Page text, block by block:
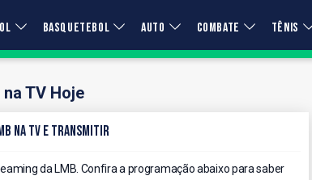
BASQUETEBOL AUTO COMBATE TÊNIS
na TV Hoje
na TV e Transmitir
da LMB. Confira a programação abaixo para saber